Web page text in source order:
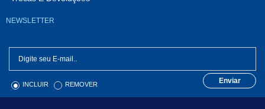
NEWSLETTER
INCLUIR REMOVER Enviar